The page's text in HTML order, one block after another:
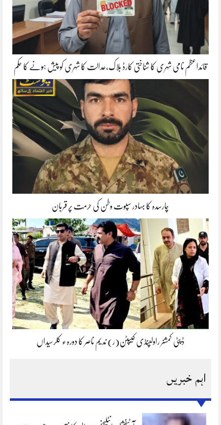
قائداعظم نامی شہری کا شناختی کارڈ بلاک،عدالت کا شہری کو پیش ہونے کا حکم
چارسدہ کا بہادر سپوت وطن کی حرمت پر قربان
ڈپٹی کمشنر راولپنڈی کیپٹن(ر) ندیم ناصر کا دورہء کلرسیداں
اہم خبریں